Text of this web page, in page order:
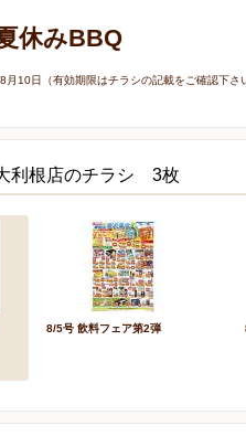
休みBBQ
10日（有効期限はチラシの記載をご確認下さ
利根店のチラシ 3枚
8/5号 飲料フェア第2弾